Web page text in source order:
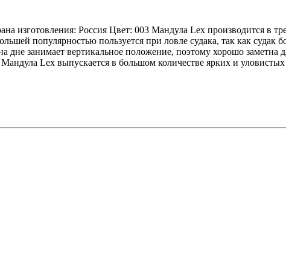
изготовления: Россия Цвет: 003 Мандула Lex производится в
популярностью пользуется при ловле судака, так как судак
дне занимает вертикальное положение, поэтому хорошо
Lex выпускается в большом количестве ярких и